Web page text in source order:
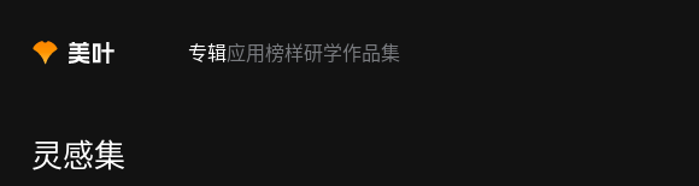
专辑应用榜样研学作品集
灵感集